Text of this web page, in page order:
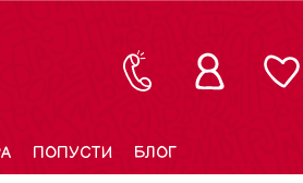
ПОПУСТИ БЛОГ